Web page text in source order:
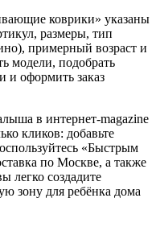
коврики» указаны
размеры, тип
примерный возраст и
модели, подобрать
и оформить заказ
в интернет‑magazine
кликов: добавьте
«Быстрым
по Москве, а также
легко создадите
зону для ребёнка дома